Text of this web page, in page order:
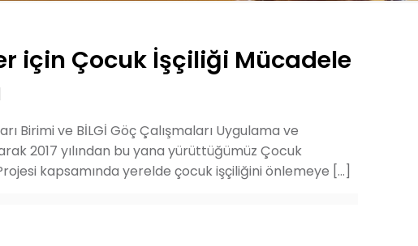
için Çocuk İşçiliği Mücadele
Birimi ve BİLGİ Göç Çalışmaları Uygulama ve
2017 yılından bu yana yürüttüğümüz Çocuk
kapsamında yerelde çocuk işçiliğini önlemeye […]